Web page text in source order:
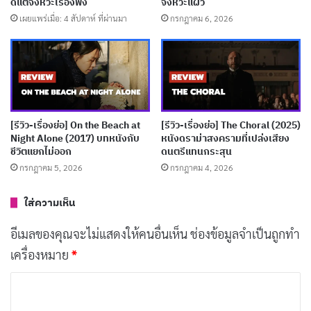
คือพลังที่ปลุกเขาให้ตื่นจากชีวิตน่าเบื่อ
บทความที่เกี่ยวข้อง
[รีวิว-เรื่องย่อ] My Daughter’s Father (2026) ซีรีส์
Netflix เมื่อ DNA ไขความลับสะเทือนครอบครัว
เผยแพร่เมื่อ: 2 สัปดาห์ ที่ผ่านมา
[รีวิว-เรื่องย่อ] The Truth Beneath (2016) หนัง
เกาหลีที่ทำให้รู้ว่าความจริงก็คือนรก
[รีวิว-เรื่องย่อ] Memories of the Sword (2015)
หนังเกาหลีย้อนยุคที่นักแสดงแบกทั้งเรื่อง
เผยแพร่เมื่อ: 4 สัปดาห์ ที่ผ่านมา กรกฎาคม 6, 2026
[รีวิว-เรื่องย่อ] On the Beach at
Night Alone (2017) บทหนังกับ
ชีวิตแยกไม่ออก
กรกฎาคม 5, 2026
[รีวิว-เรื่องย่อ] The Choral (2025)
หนังดราม่าสงครามที่เปล่งเสียง
ดนตรีแทนกระสุน
กรกฎาคม 4, 2026
ใส่ความเห็น
อีเมลของคุณจะไม่แสดงให้คนอื่นเห็นช่องข้อมูลจำเป็นถูกทำ
เครื่องหมาย *